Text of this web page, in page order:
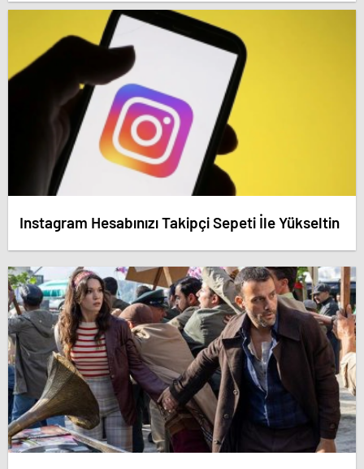
dedirten savunma! – Antalya haberleri
Instagram Hesabınızı Takipçi Sepeti İle Yükseltin